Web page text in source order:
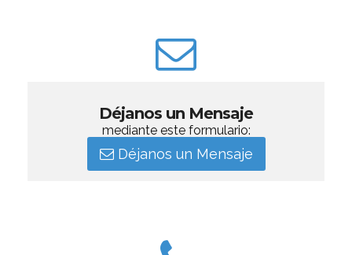
Déjanos un Mensaje
mediante este formulario:
Déjanos un Mensaje